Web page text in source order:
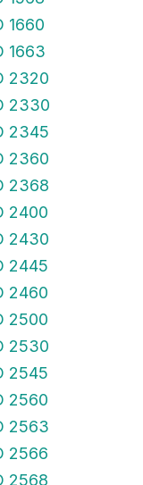
2320
2330
2345
2360
2368
2430
2530
2563